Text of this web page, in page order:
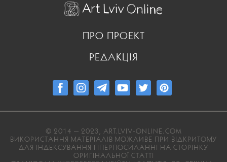
ПРО ПРОЕКТ
РЕДАКЦІЯ
© 2014 — 2023, ART.LVIV-ONLINE.COM
ВИКОРИСТАННЯ МАТЕРІАЛІВ МОЖЛИВЕ ПРИ ВІДКРИТОМУ
ДЛЯ ІНДЕКСУВАННЯ ГІПЕРПОСИЛАННІ НА СТОРІНКУ
ОРИГІНАЛЬНОЇ СТАТТІ